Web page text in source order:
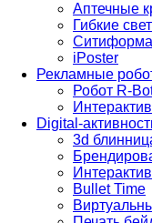
Аптечные
Гибкие
iPoster
Рекламные
Робот R-
Digital-
3d
Bullet Time